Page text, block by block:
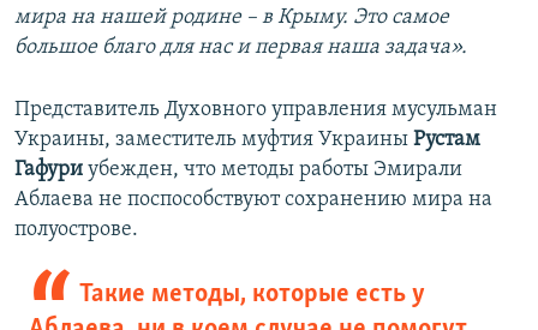
мира на нашей родине – в Крыму. Это самое
большое благо для нас и первая наша задача».
Представитель Духовного управления мусульман
Украины, заместитель муфтия Украины Рустам
Гафури убежден, что методы работы Эмирали
Аблаева не поспособствуют сохранению мира на
полуострове.
Такие методы, которые есть у